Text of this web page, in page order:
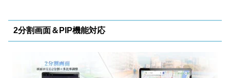
2分割画面＆PIP機能対応